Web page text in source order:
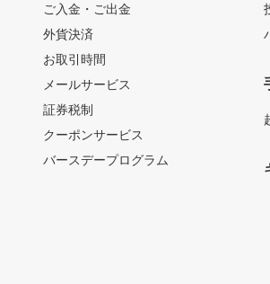
ご入金・ご出金
外貨決済
お取引時間
メールサービス
証券税制
クーポンサービス
バースデープログラム